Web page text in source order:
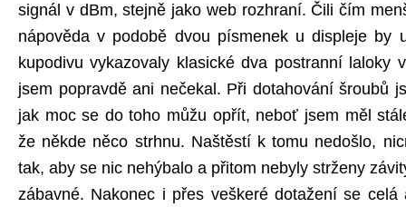
signál v dBm, stejně jako web rozhraní. Čili čím
nápověda v podobě dvou písmenek u displeje by
kupodivu vykazovaly klasické dva postranní laloky
jsem popravdě ani nečekal. Při dotahování šroubů
jak moc se do toho můžu opřít, neboť jsem měl
že někde něco strhnu. Naštěstí k tomu nedošlo,
tak, aby se nic nehýbalo a přitom nebyly strženy
zábavné. Nakonec i přes veškeré dotažení se celá